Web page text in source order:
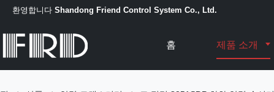
환영합니다 Shandong Friend Control System Co., Ltd.
홈 제품 소개